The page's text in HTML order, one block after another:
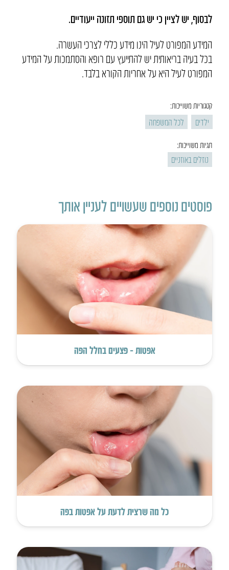
לבסוף, יש לציין כי יש גם תוספי תזונה ייעודיים.
המידע המפורט לעיל הינו מידע כללי לצרכי העשרה.
בכל בעיה בריאותית יש להתייעץ עם רופא והסתמכות על המידע
המפורט לעיל היא על אחריות הקורא בלבד.
קטגוריות משוייכות:
ילדים לכל המשפחה
תגיות משוייכות:
נוזלים באוזניים
פוסטים נוספים שעשויים לעניין אותך
אפטות – פצעים בחלל הפה
כל מה שרצית לדעת על אפטות בפה